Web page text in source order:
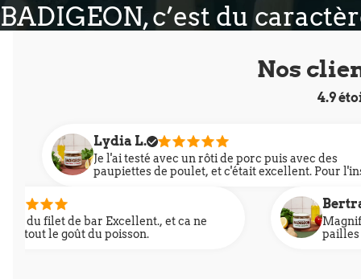
BADIGEON, c’est du
Nos
4.9
avec un rôti de porc puis avec des
de poulet, et c'était excellent. Pour l'instant,
on
Magnifique sur une viande